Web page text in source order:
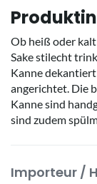
Ob heiß oder kalt
Sake stilecht
Kanne
angerichtet. Die
Kanne sind
sind zudem
Importeur /